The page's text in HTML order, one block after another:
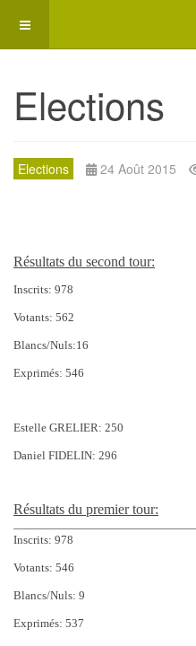
Elections
Elections 24 Août 2015
Résultats du second tour:
Inscrits: 978
Votants: 562
Blancs/Nuls:16
Exprimés: 546
Estelle GRELIER: 250
Daniel FIDELIN: 296
Résultats du premier tour:
Inscrits: 978
Votants: 546
Blancs/Nuls: 9
Exprimés: 537